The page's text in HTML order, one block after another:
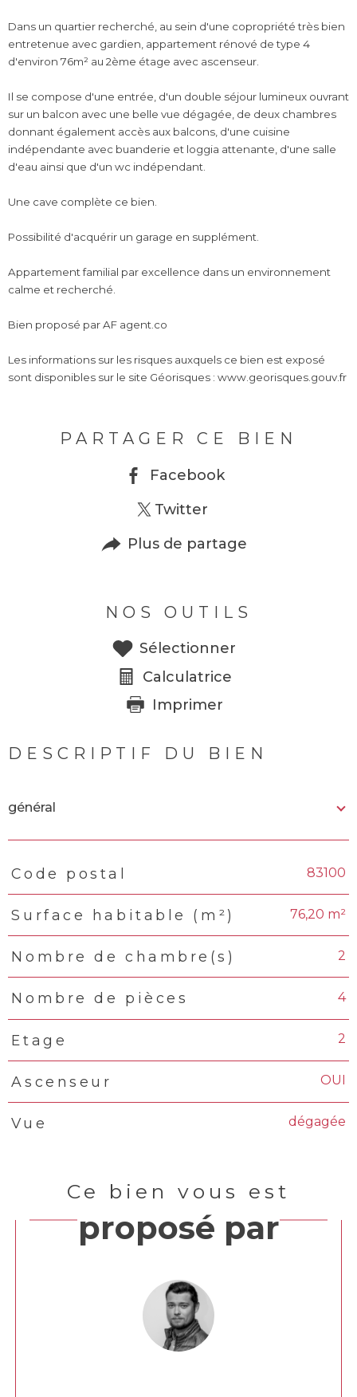
Dans un quartier recherché, au sein d'une copropriété très bien
entretenue avec gardien, appartement rénové de type 4
d'environ 76m² au 2ème étage avec ascenseur.
Il se compose d'une entrée, d'un double séjour lumineux ouvrant
sur un balcon avec une belle vue dégagée, de deux chambres
donnant également accès aux balcons, d'une cuisine
indépendante avec buanderie et loggia attenante, d'une salle
d'eau ainsi que d'un wc indépendant.
Une cave complète ce bien.
Possibilité d'acquérir un garage en supplément.
Appartement familial par excellence dans un environnement
calme et recherché.
Bien proposé par AF agent.co
Les informations sur les risques auxquels ce bien est exposé
sont disponibles sur le site Géorisques : www.georisques.gouv.fr
PARTAGER CE BIEN
Facebook
Twitter
Plus de partage
NOS OUTILS
Sélectionner
Calculatrice
Imprimer
DESCRIPTIF DU BIEN
général
TRAD_PAMPERO_Caracteristique
Code postal 83100
Surface habitable (m²) 76,20 m²
Nombre de chambre(s) 2
Nombre de pièces 4
Etage 2
Ascenseur OUI
Vue dégagée
Ce bien vous est
proposé par